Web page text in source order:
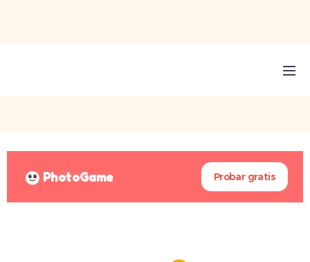
PhotoGame Probar gratis